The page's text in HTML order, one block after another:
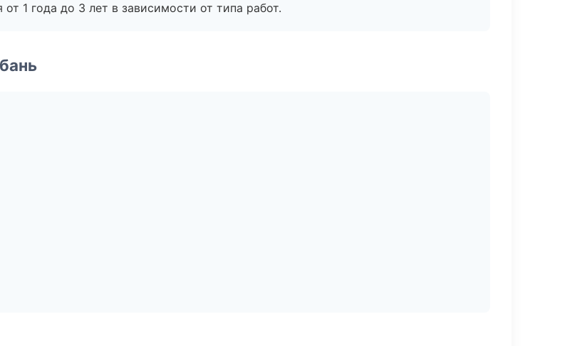
1 года до 3 лет в зависимости от типа работ.